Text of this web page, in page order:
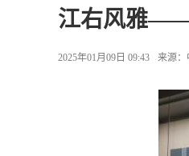
江右风雅——
2025年01月09日 09:43 来源：